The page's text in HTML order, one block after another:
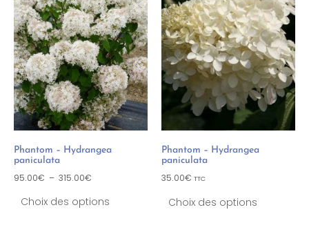
Phantom – Hydrangea
paniculata
95.00€ – 315.00€
Choix des options
Phantom – Hydrangea
paniculata
35.00€ TTC
Choix des options